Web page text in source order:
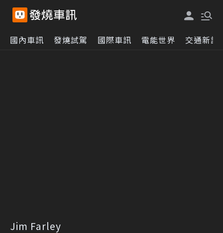
國內車訊 發燒試駕 國際車訊 電能世界 交通新訊
Jim Farley